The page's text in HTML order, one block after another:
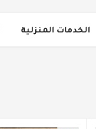
الخدمات المنزلية